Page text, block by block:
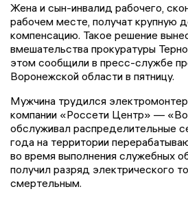
Жена и сын-инвалид рабочего,
рабочем месте, получат крупную
компенсацию. Такое решение
вмешательства прокуратуры
этом сообщили в пресс-службе
Воронежской области в пятницу.
Мужчина трудился
компании «Россети Центр» —
обслуживал распределительные
года на территории
во время выполнения служебных
получил разряд электрического
смертельным.